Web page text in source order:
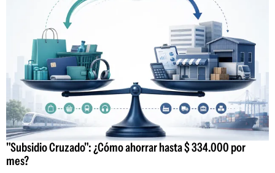
"Subsidio Cruzado": ¿Cómo ahorrar hasta $ 334.000 por
mes?